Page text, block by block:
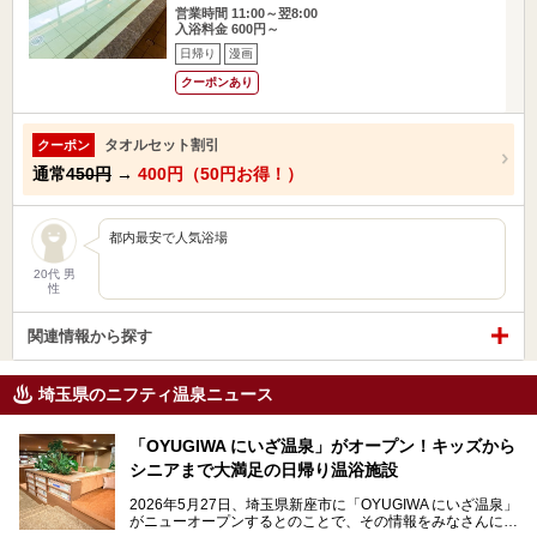
営業時間 11:00～翌8:00
入浴料金 600円～
日帰り 漫画
クーポンあり
クーポン タオルセット割引
通常450円 → 400円（50円お得！）
20代 男
性
都内最安で人気浴場
関連情報から探す
埼玉県のニフティ温泉ニュース
「OYUGIWA にいざ温泉」がオープン！キッズから
シニアまで大満足の日帰り温浴施設
2026年5月27日、埼玉県新座市に「OYUGIWA にいざ温泉」
がニューオープンするとのことで、その情報をみなさんにい